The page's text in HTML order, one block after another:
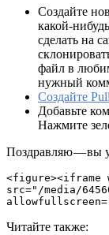
Создайте
какой-
сделать на
файл в
нужный
Создайте
Добавьте
Нажмите
Поздравляю — вы
<figure><iframe
src="/media/
Читайте также: